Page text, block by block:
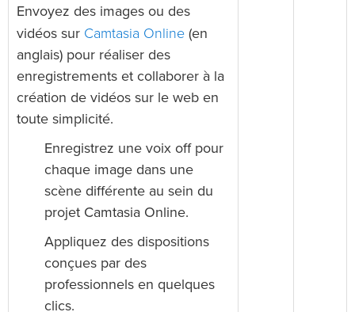
Envoyez des images ou des
vidéos sur Camtasia Online (en
anglais) pour réaliser des
enregistrements et collaborer à la
création de vidéos sur le web en
toute simplicité.
Enregistrez une voix off pour
chaque image dans une
scène différente au sein du
projet Camtasia Online.
Appliquez des dispositions
conçues par des
professionnels en quelques
clics.